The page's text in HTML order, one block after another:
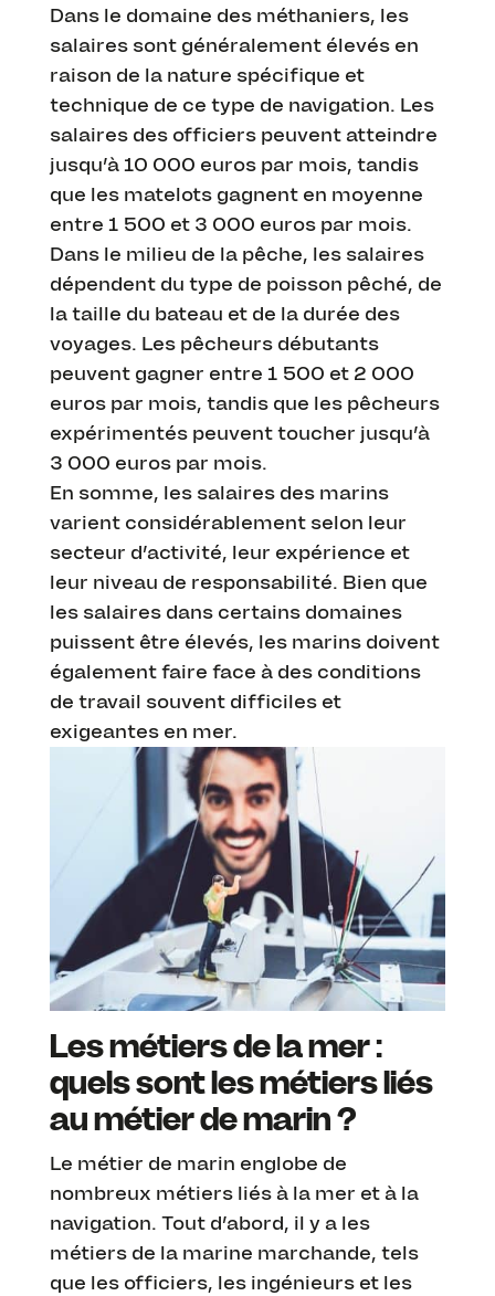
Dans le domaine des méthaniers, les
salaires sont généralement élevés en
raison de la nature spécifique et
technique de ce type de navigation. Les
salaires des officiers peuvent atteindre
jusqu’à 10 000 euros par mois, tandis
que les matelots gagnent en moyenne
entre 1 500 et 3 000 euros par mois.
Dans le milieu de la pêche, les salaires
dépendent du type de poisson pêché, de
la taille du bateau et de la durée des
voyages. Les pêcheurs débutants
peuvent gagner entre 1 500 et 2 000
euros par mois, tandis que les pêcheurs
expérimentés peuvent toucher jusqu’à
3 000 euros par mois.
En somme, les salaires des marins
varient considérablement selon leur
secteur d’activité, leur expérience et
leur niveau de responsabilité. Bien que
les salaires dans certains domaines
puissent être élevés, les marins doivent
également faire face à des conditions
de travail souvent difficiles et
exigeantes en mer.
Les métiers de la mer :
quels sont les métiers liés
au métier de marin ?
Le métier de marin englobe de
nombreux métiers liés à la mer et à la
navigation. Tout d’abord, il y a les
métiers de la marine marchande, tels
que les officiers, les ingénieurs et les